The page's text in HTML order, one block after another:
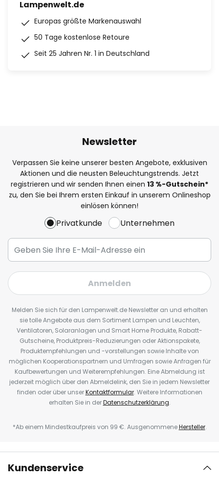
Lampenwelt.de
Europas größte Markenauswahl
50 Tage kostenlose Retoure
Seit 25 Jahren Nr. 1 in Deutschland
Newsletter
Verpassen Sie keine unserer besten Angebote, exklusiven
Aktionen und die neusten Beleuchtungstrends. Jetzt
registrieren und wir senden Ihnen einen 13 %-Gutschein*
zu, den Sie bei Ihrem ersten Einkauf in unserem Onlineshop
einlösen können!
Privatkunde Unternehmen
Anmelden
Melden Sie sich für den Lampenwelt.de Newsletter an und erhalten
sie tolle Angebote aus dem Sortiment Lampen und Leuchten,
Ventilatoren, Solaranlagen und Smart Home Produkte, Rabatt-
Gutscheine, Produktpreis-Reduzierungen oder Aktionspakete,
Produktempfehlungen und -vorstellungen sowie Inhalte von
möglichen Kooperationspartnern und Umfragen sowie Anfragen für
Kaufbewertungen und Weiterempfehlungen. Eine Abmeldung ist
jederzeit möglich über den Abmeldelink, den Sie in jedem Newsletter
finden oder über unserKontaktformular. Weitere Informationen
erhalten Sie in derDatenschutzerklärung.
*Ab einem Mindestkaufpreis von 99 €. AusgenommeneHersteller.
Kundenservice